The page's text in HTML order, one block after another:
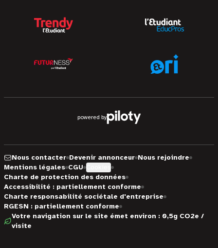
powered by
Nous contacter Devenir annonceur Nous rejoindre
Mentions légales CGU
Charte de protection des données
Accessibilité : partiellement conforme
Charte responsabilité sociétale d'entreprise
RGESN : partiellement conforme
Votre navigation sur le site émet environ : 0,5g CO2e /
visite